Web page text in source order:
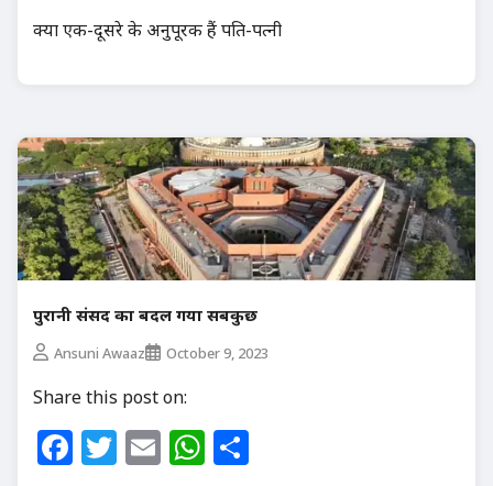
क्या एक-दूसरे के अनुपूरक हैं पति-पत्नी
पुरानी संसद का बदल गया सबकुछ
Ansuni Awaaz October 9, 2023
Share this post on:
Facebook
Twitter
EmailWhatsApp